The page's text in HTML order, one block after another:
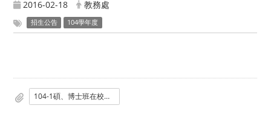
2016-02-18 教務處
招生公告 104學年度
104-1碩、博士班在校人數統計表